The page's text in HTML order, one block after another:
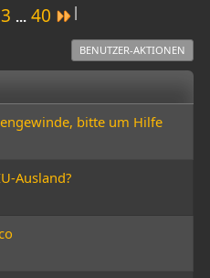
|
3 ... 40
BENUTZER-AKTIONEN
bitte um Hilfe
Ausland?